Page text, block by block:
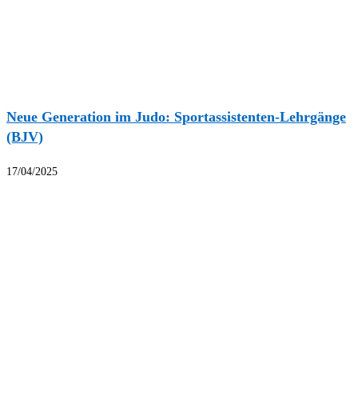
Neue Generation im Judo: Sportassistenten-Lehrgänge
(BJV)
17/04/2025